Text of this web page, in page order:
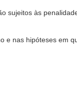
sujeitos às
e nas hipóteses em